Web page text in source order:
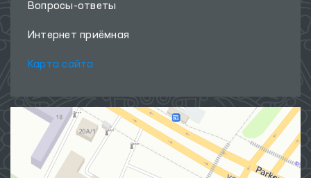
Вопросы-ответы
Интернет приёмная
Карта сайта